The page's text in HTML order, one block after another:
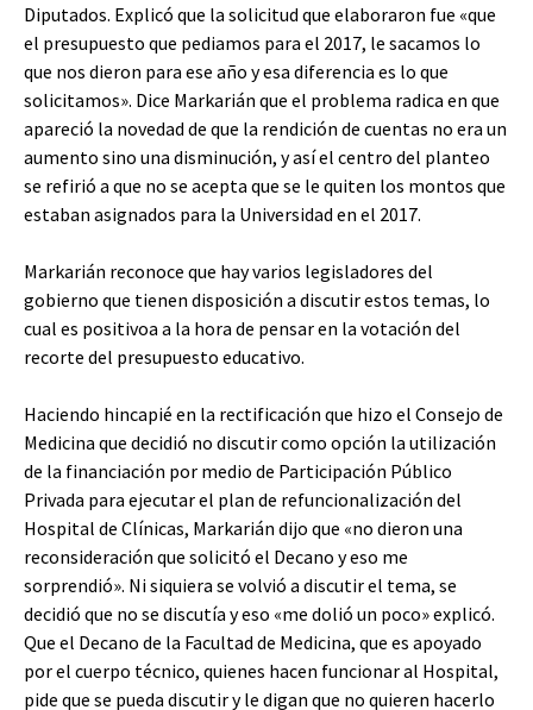
Diputados. Explicó que la solicitud que elaboraron fue «que
el presupuesto que pediamos para el 2017, le sacamos lo
que nos dieron para ese año y esa diferencia es lo que
solicitamos». Dice Markarián que el problema radica en que
apareció la novedad de que la rendición de cuentas no era un
aumento sino una disminución, y así el centro del planteo
se refirió a que no se acepta que se le quiten los montos que
estaban asignados para la Universidad en el 2017.
Markarián reconoce que hay varios legisladores del
gobierno que tienen disposición a discutir estos temas, lo
cual es positivoa a la hora de pensar en la votación del
recorte del presupuesto educativo.
Haciendo hincapié en la rectificación que hizo el Consejo de
Medicina que decidió no discutir como opción la utilización
de la financiación por medio de Participación Público
Privada para ejecutar el plan de refuncionalización del
Hospital de Clínicas, Markarián dijo que «no dieron una
reconsideración que solicitó el Decano y eso me
sorprendió». Ni siquiera se volvió a discutir el tema, se
decidió que no se discutía y eso «me dolió un poco» explicó.
Que el Decano de la Facultad de Medicina, que es apoyado
por el cuerpo técnico, quienes hacen funcionar al Hospital,
pide que se pueda discutir y le digan que no quieren hacerlo